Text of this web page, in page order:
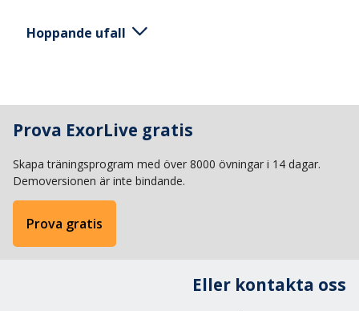
Hoppande ufall
Ta ett stort steg fram och böj det främsta knät
något. Byt plats på främsta och bakersta benet
växelvis genom att hoppa. Rör båda armarna
växelvis fram och tillbaka diagonalt så att vänster
arm följer höger ben och omvänt.
Prova ExorLive gratis
Skapa träningsprogram med över 8000 övningar i 14 dagar.
Demoversionen är inte bindande.
Prova gratis
Eller kontakta oss